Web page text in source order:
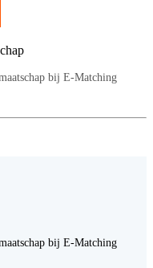
bij E-Matching
bij E-Matching